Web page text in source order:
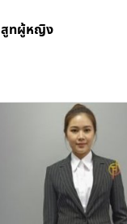
สูทผู้หญิง